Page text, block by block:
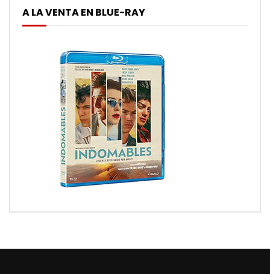
A LA VENTA EN BLUE-RAY